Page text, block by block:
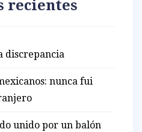
recientes
discrepancia
nunca fui
unido por un balón